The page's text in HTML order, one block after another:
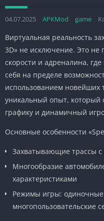
04.07.2025 APKMod game
Виртуальная реальность
3D» не исключение. Это не
скорости и адреналина,
себя на пределе
использованием новейших
уникальный опыт, который
графику и динамичный
Основные особенности
Захватывающие трассы
Многообразие
характеристиками
Режимы игры:
многопользовательские